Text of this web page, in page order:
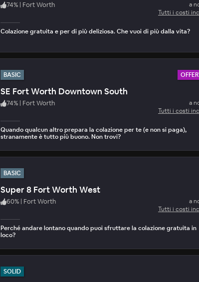
74% | Fort Worth
a
Tutti i costi
Colazione gratuita e per di più deliziosa. Che vuoi di più dalla vita?
BASIC
SE Fort Worth Downtown South
74% | Fort Worth
a
Tutti i costi
Quando qualcun altro prepara la colazione per te (e non si paga),
stranamente è tutto più buono. Non trovi?
BASIC
Super 8 Fort Worth West
60% | Fort Worth
a
Tutti i costi
Perché andare lontano quando puoi sfruttare la colazione gratuita in
loco?
SOLID